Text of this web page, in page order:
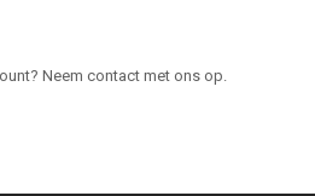
Neem contact met ons op.